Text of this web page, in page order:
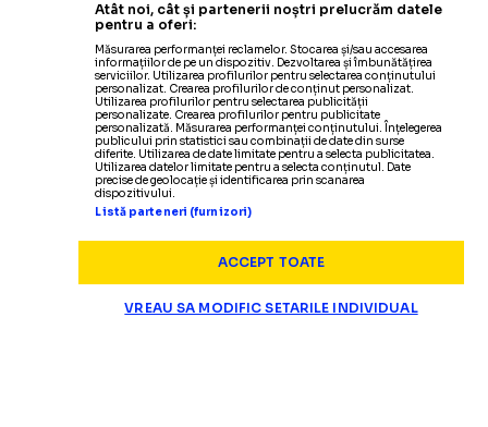
Atât noi, cât și partenerii noștri prelucrăm datele
pentru a oferi:
Măsurarea performanței reclamelor. Stocarea și/sau accesarea
informațiilor de pe un dispozitiv. Dezvoltarea și îmbunătățirea
serviciilor. Utilizarea profilurilor pentru selectarea conținutului
personalizat. Crearea profilurilor de conținut personalizat.
Utilizarea profilurilor pentru selectarea publicității
personalizate. Crearea profilurilor pentru publicitate
personalizată. Măsurarea performanței conținutului. Înțelegerea
publicului prin statistici sau combinații de date din surse
diferite. Utilizarea de date limitate pentru a selecta publicitatea.
Utilizarea datelor limitate pentru a selecta conținutul. Date
precise de geolocație și identificarea prin scanarea
dispozitivului.
Listă parteneri (furnizori)
ACCEPT TOATE
VREAU SA MODIFIC SETARILE INDIVIDUAL